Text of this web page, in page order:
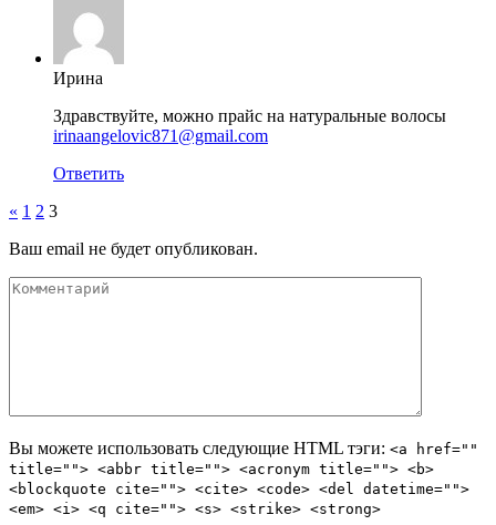
Ирина
Здравствуйте, можно прайс на натуральные волосы
irinaangelovic871@gmail.com
Ответить
« 1 2 3
Ваш email не будет опубликован.
Вы можете использовать следующие HTML тэги: <a href=""
title=""> <abbr title=""> <acronym title=""> <b>
<blockquote cite=""> <cite> <code> <del datetime="">
<em> <i> <q cite=""> <s> <strike> <strong>